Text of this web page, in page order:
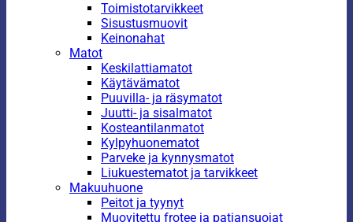
Toimistotarvikkeet
Sisustusmuovit
Keinonahat
Matot
Keskilattiamatot
Käytävämatot
Puuvilla- ja räsymatot
Juutti- ja sisalmatot
Kosteantilanmatot
Kylpyhuonematot
Parveke ja kynnysmatot
Liukuestematot ja tarvikkeet
Makuuhuone
Peitot ja tyynyt
Muovitettu frotee ja patjansuojat